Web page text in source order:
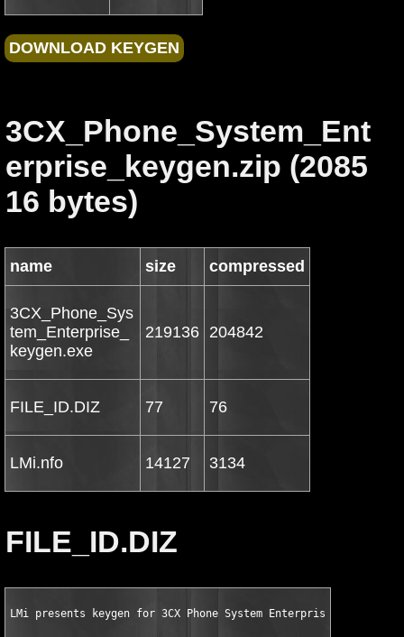
3CX_Phone_System_Ent
erprise_keygen.zip (2085
16 bytes)
name size compressed
3CX_Phone_Sys
tem_Enterprise_
keygen.exe
219136 204842
FILE_ID.DIZ 77 76
LMi.nfo 14127 3134
FILE_ID.DIZ
LMi presents keygen for 3CX Phone System Enterprise Edition